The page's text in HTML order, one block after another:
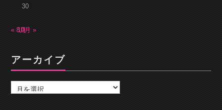
30
« 8月
10月 »
アーカイブ
カ